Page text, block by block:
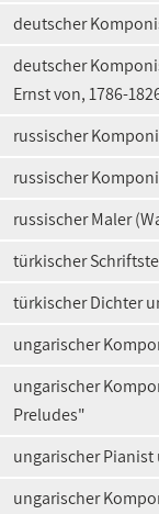
deutscher
deutscher
Ernst von, 1786-
russischer
russischer
russischer Maler
türkischer
türkischer Dichter
ungarischer
ungarischer
Preludes"
ungarischer
ungarischer